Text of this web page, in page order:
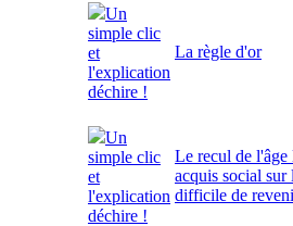
Un
simple clic
et
l'explication
déchire !
La règle d'or
Un
simple clic
et
l'explication
déchire !
Le recul de l'âge
acquis social sur
difficile de